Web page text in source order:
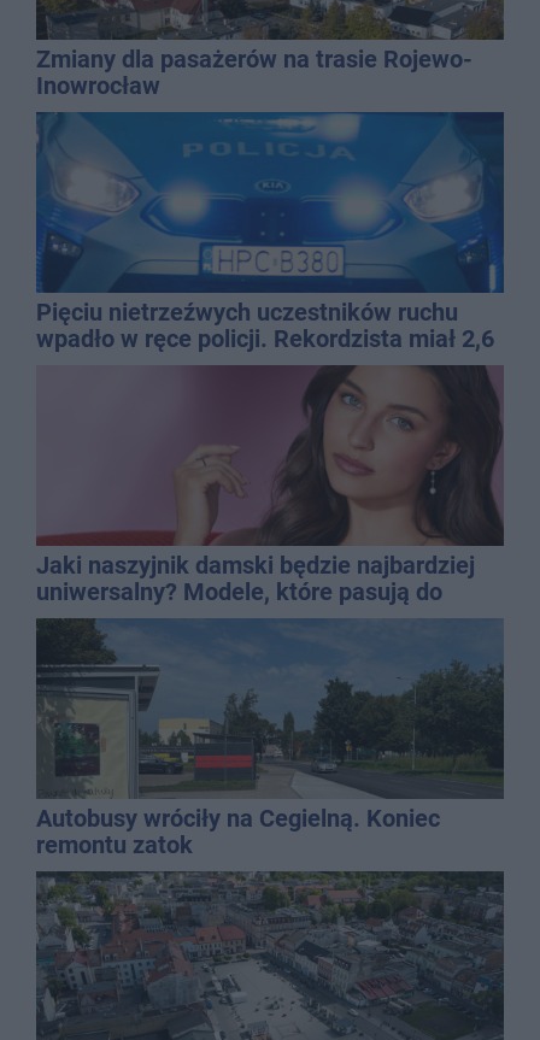
Zmiany dla pasażerów na trasie Rojewo-
Inowrocław
Pięciu nietrzeźwych uczestników ruchu
wpadło w ręce policji. Rekordzista miał 2,6
Jaki naszyjnik damski będzie najbardziej
uniwersalny? Modele, które pasują do
wielu stylizacji
Autobusy wróciły na Cegielną. Koniec
remontu zatok